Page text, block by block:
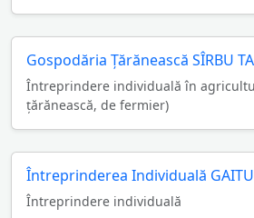
Gospodăria Ţărănească SÎRBU
Întreprindere individuală în
ţărănească, de fermier)
Întreprinderea Individuală
Întreprindere individuală